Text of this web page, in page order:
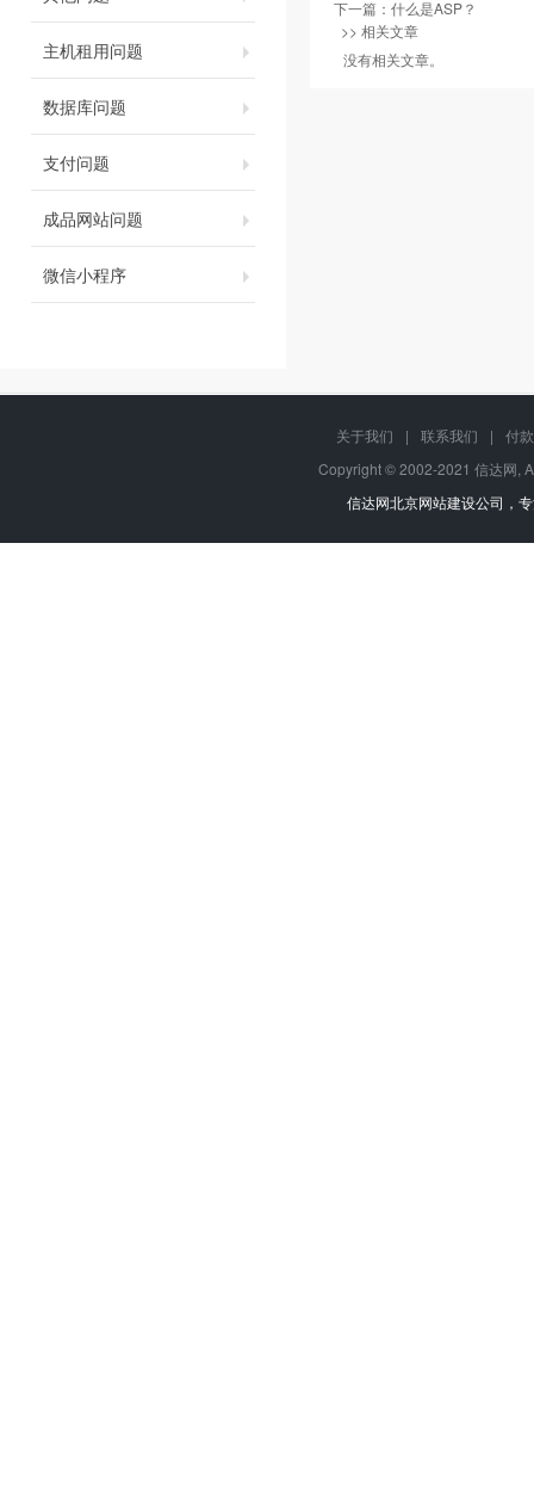
主机租用问题
数据库问题
支付问题
成品网站问题
微信小程序
下一篇： 什么是ASP？
>> 相关文章
没有相关文章。
关于我们 | 联系我们 |
付
Copyright © 2002-2021 信达网,
信达网北京网站建设公司 ，